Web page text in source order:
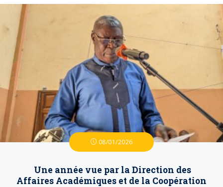
08/01/2026
Une année vue par la Direction des
Affaires Académiques et de la Coopération